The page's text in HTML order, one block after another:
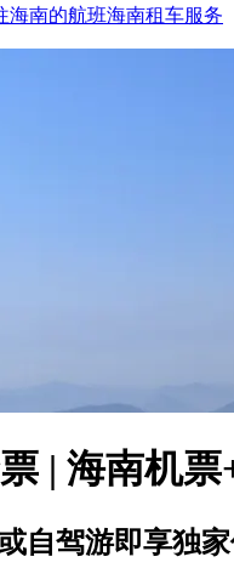
海南的航班海南租车服务
| 海南机
自驾游即享独